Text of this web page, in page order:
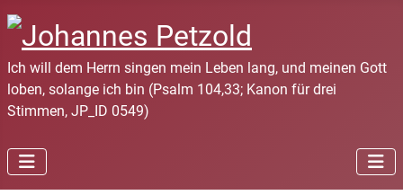
Ich will dem Herrn singen mein Leben lang, und meinen Gott
loben, solange ich bin (Psalm 104,33; Kanon für drei
Stimmen, JP_ID 0549)